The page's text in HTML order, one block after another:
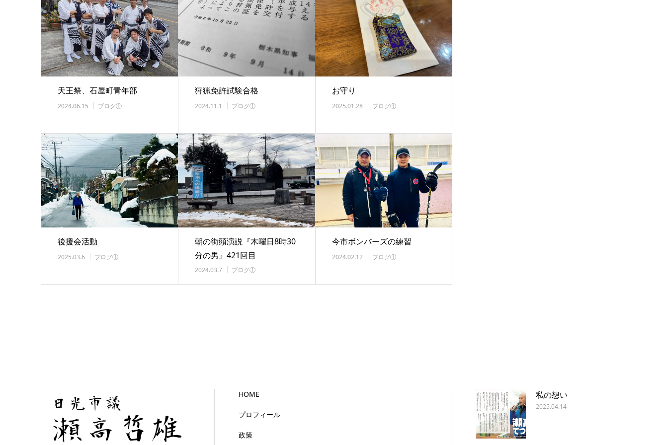
天王祭、石屋町青年部
2024.06.15 ブログ①
狩猟免許試験合格
2024.11.1 ブログ①
お守り
2025.01.28 ブログ①
後援会活動
2025.03.6 ブログ①
朝の街頭演説『木曜日8時30
分の男』421回目
2024.03.7 ブログ①
今市ボンバーズの練習
2024.02.12 ブログ①
HOME
プロフィール
政策
私の想い
2025.04.14